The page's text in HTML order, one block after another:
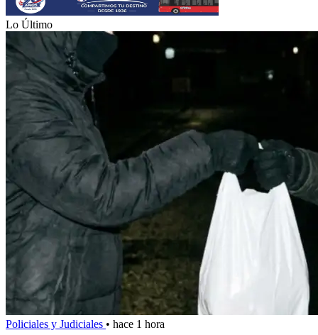
Lo Último
Policiales y Judiciales • hace 1 hora